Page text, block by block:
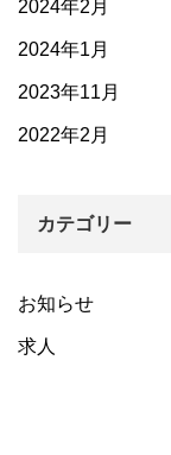
2024年2月
2024年1月
2023年11月
2022年2月
カテゴリー
お知らせ
求人